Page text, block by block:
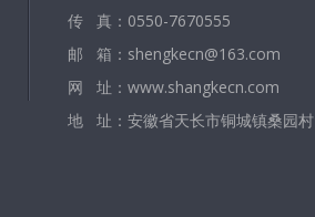
传 真：0550-7670555
邮 箱：shengkecn@163.com
网 址：www.shangkecn.com
地 址：安徽省天长市铜城镇桑园村